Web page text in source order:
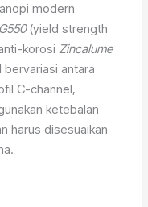
modern
G550(yield strength
korosiZincalume
bervariasi antara
C-channel,
ketebalan
harus disesuaikan